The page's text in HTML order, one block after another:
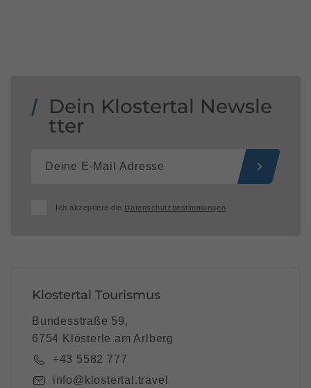
Dein Klostertal Newsle
tter
Ich akzeptiere die Datenschutzbestimmungen
Klostertal Tourismus
Bundesstraße 59,
6754 Klösterle am Arlberg
+43 5582 777
info@klostertal.travel